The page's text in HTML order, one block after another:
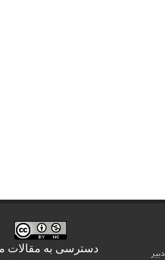
دسترسی به مقالات